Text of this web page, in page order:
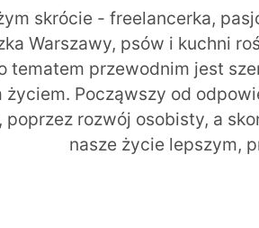
skrócie - freelancerka,
Warszawy, psów i kuchni
tematem przewodnim jest
życiem. Począwszy od
poprzez rozwój osobisty, a
nasze życie lepszym,